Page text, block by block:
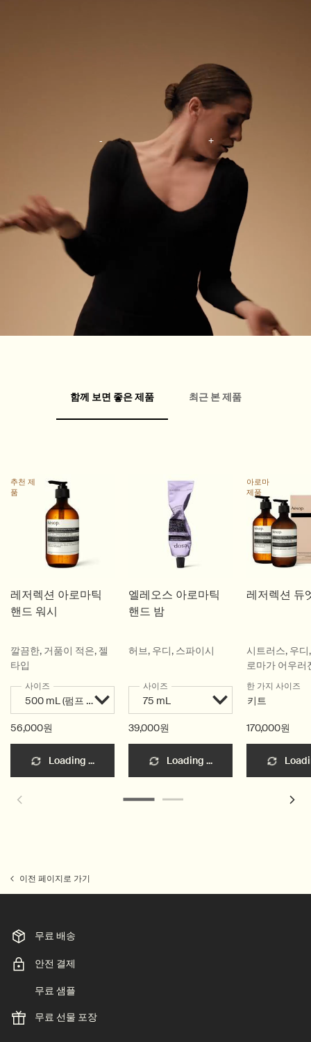
함께 보면 좋은 제품 최근 본 제품
추천 제
품
레저렉션 아로마틱
핸드 워시
깔끔한, 거품이 적은, 젤
타입
사이즈
56,000원
Loading ...
엘레오스 아로마틱
핸드 밤
허브, 우디, 스파이시
사이즈
39,000원
Loading ...
아로마
제품
레저렉션 듀
시트러스, 우디
로마가 어우러
핸드 케어 2종
한 가지 사이즈
키트
170,000원
이전 페이지로 가기
무료 배송
안전 결제
무료 샘플
무료 선물 포장